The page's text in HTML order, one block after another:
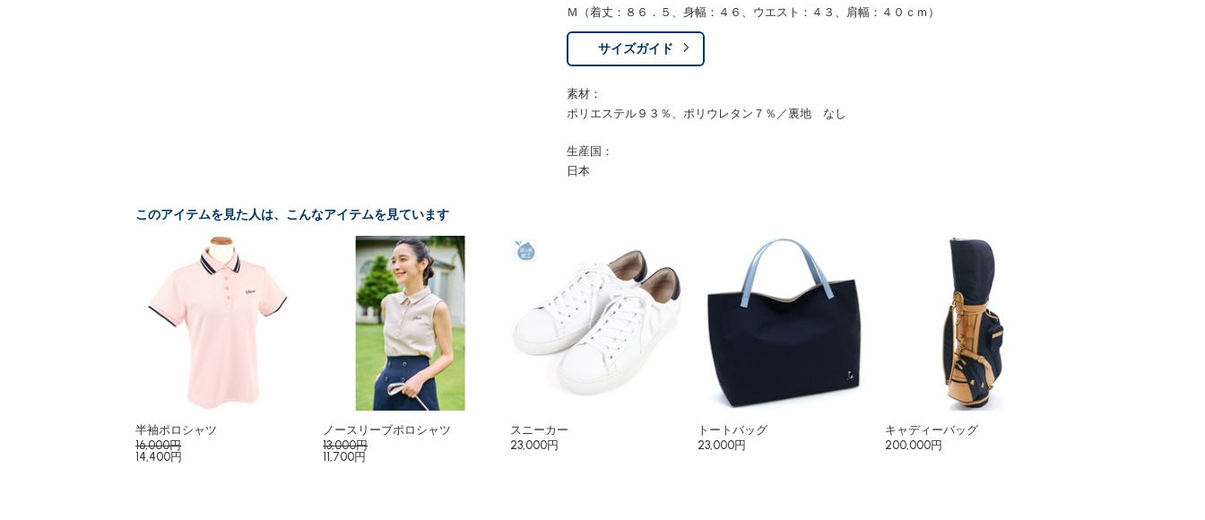
Ｍ（着丈：８６．５、身幅：４６、ウエスト：４３、肩幅：４０ｃｍ）
サイズガイド
素材：
ポリエステル９３％、ポリウレタン７％／裏地 なし
生産国：
日本
このアイテムを見た人は、こんなアイテムを見ています
半袖ポロシャツ
16,000円
14,400円
ノースリーブポロシャツ
13,000円
11,700円
スニーカー
23,000円
トートバッグ
23,000円
キャディーバッグ
200,000円